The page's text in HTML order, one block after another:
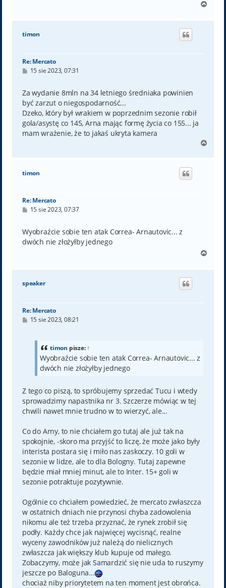
g
timon
Re: Mercato
P
t
15 sie 2023, 07:31
Za wydanie 8mln na 34 letniego średniaka powinien
być zarzut o niegospodarność...
Dzeko, który był wrakiem w poprzednim sezonie robił
gola/asystę co 145, Arna mając formę życia co 155... ja
mam wrażenie, że to jakaś ukryta kamera
g
timon
Re: Mercato
P
t
15 sie 2023, 07:37
Wyobraźcie sobie ten atak Correa- Arnautovic... z
dwóch nie złożyłby jednego
g
speaker
Re: Mercato
P15 sie 2023, 08:21
timon pisze:↑
Wyobraźcie sobie ten atak Correa- Arnautovic... z
dwóch nie złożyłby jednego
Z tego co piszą, to spróbujemy sprzedać Tucu i wtedy
sprowadzimy napastnika nr 3. Szczerze mówiąc w tej
chwili nawet mnie trudno w to wierzyć, ale...
Co do Arny, to nie chciałem go tutaj ale już tak na
spokojnie, -skoro ma przyjść to liczę, że może jako były
interista postara się i miło nas zaskoczy. 10 goli w
sezonie w lidze, ale to dla Bologny. Tutaj zapewne
będzie miał mniej minut, ale to Inter. 15+ goli w
sezonie potraktuje pozytywnie.
Ogólnie co chciałem powiedzieć, że mercato zwłaszcza
w ostatnich dniach nie przynosi chyba zadowolenia
nikomu ale też trzeba przyznać, że rynek zrobił się
podły. Każdy chce jak najwięcej wycisnąć, realne
wyceny zawodników już należą do nielicznych
zwłaszcza jak większy klub kupuje od małego.
Zobaczymy, może jak Samardzić się nie uda to ruszymy
jeszcze po Baloguna...
chociaż niby priorytetem na ten moment jest obrońca.